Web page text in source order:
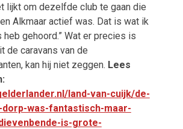
lijkt om dezelfde club te gaan die
Alkmaar actief was. Dat is wat ik
gehoord.” Wat er precies is
de caravans van de
kan hij niet zeggen. Lees
land-van-cuijk/de-
was-fantastisch-maar-
is-grote-